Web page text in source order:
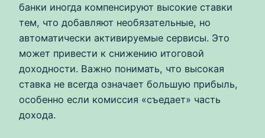
банки иногда компенсируют высокие ставки
тем, что добавляют необязательные, но
автоматически активируемые сервисы. Это
может привести к снижению итоговой
доходности. Важно понимать, что высокая
ставка не всегда означает большую прибыль,
особенно если комиссия «съедает» часть
дохода.